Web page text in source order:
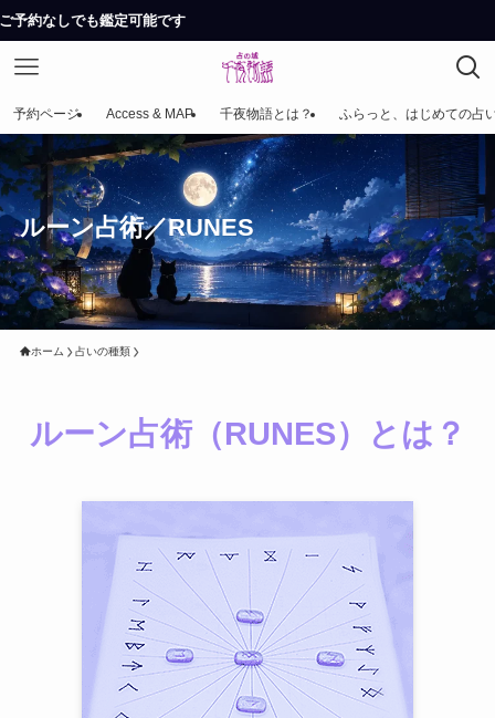
でも鑑定可能です
予約ページ Access & MAP 千夜物語とは？ ふらっと、はじめての占
ルーン占術／RUNES
ホーム 占いの種類
ルーン占術（RUNES）とは？